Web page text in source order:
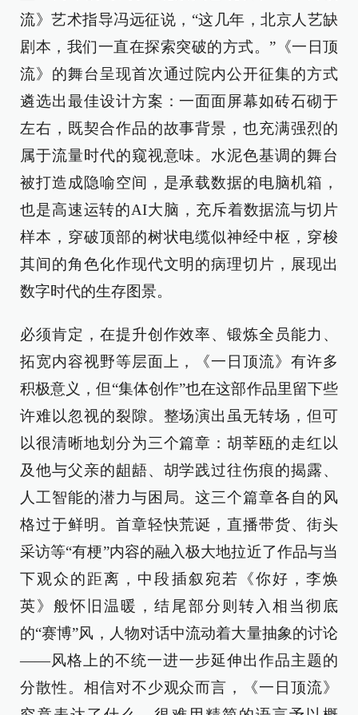
流》艺术指导冯远征说，“这几年，北京人艺缺
剧本，我们一直在探索突破的方式。”《一日顶
流》的舞台呈现首次通过院内公开征集的方式
遴选出最佳设计方案：一面面屏幕如砖石砌于
左右，既契合作品的故事背景，也充满强烈的
属于流量时代的窥视意味。水泥色基调的舞台
被打造成隐喻空间，是承载数据的电脑机箱，
也是高速运转的AI大脑，充斥着数据流与切片
样本，穿破顶部的树状电缆似神经中枢，穿梭
其间的角色化作现代文明的病理切片，展现出
数字时代的生存图景。
必须肯定，在提升创作效率、锻炼全员能力、
拓宽内容视野等层面上，《一日顶流》有许多
积极意义，但“集体创作”也在这部作品里留下些
许难以忽视的裂隙。整场演出虽无转场，但可
以很清晰地划分为三个篇章：胡莘瓯的走红以
及他与父亲的龃龉、胡学践过往伤痕的揭露、
人工智能的潜力与困局。这三个篇章各自的风
格过于鲜明。首章轻快荒诞，直播带货、街头
采访等“有梗”内容的融入极大地拉近了作品与当
下观众的距离，中段插叙宛若《你好，李焕
英》般怀旧温暖，结尾部分则转入相当彻底
的“赛博”风，人物对话中流动着大量抽象的讨论
——风格上的不统一进一步延伸出作品主题的
分散性。相信对不少观众而言，《一日顶流》